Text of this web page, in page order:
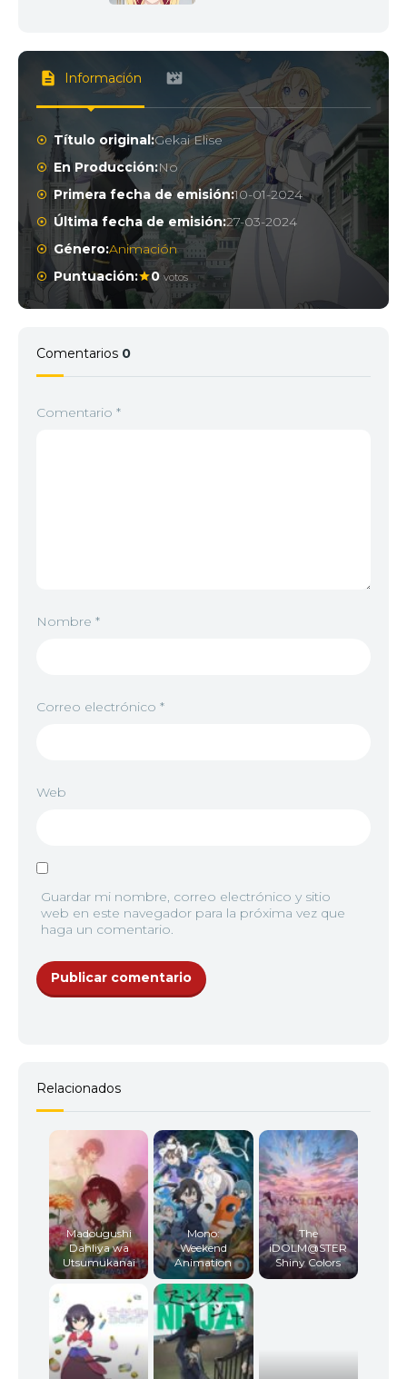
Información
Título original:Gekai Elise
En Producción:No
Primera fecha de emisión:10-01-2024
Última fecha de emisión:27-03-2024
Género:Animación
Puntuación:
0 votos
Comentarios 0
Comentario *
Nombre *
Correo electrónico *
Web
Guardar mi nombre, correo electrónico y sitio
web en este navegador para la próxima vez que
haga un comentario.
Relacionados
Madougushi
Dahliya wa
Utsumukanai
Mono:
Weekend
Animation
The
iDOLM@STER
Shiny Colors